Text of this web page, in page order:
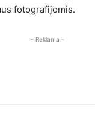
fotografijomis.
- Reklama -